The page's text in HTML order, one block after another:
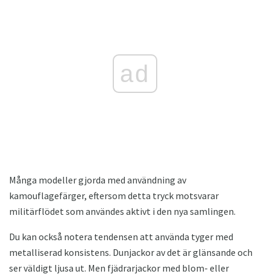
ad
Många modeller gjorda med användning av
kamouflagefärger, eftersom detta tryck motsvarar
militärflödet som användes aktivt i den nya samlingen.
Du kan också notera tendensen att använda tyger med
metalliserad konsistens. Dunjackor av det är glänsande och
ser väldigt ljusa ut. Men fjädrarjackor med blom- eller